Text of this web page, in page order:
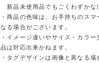
新品未使用品でもごくわずかな
・商品の色味は、お手持ちのス
なる場合がございます。
・イメージ違いやサイズ・カラ
品は対応出来かねます。
・タグデザインは画像と異なる